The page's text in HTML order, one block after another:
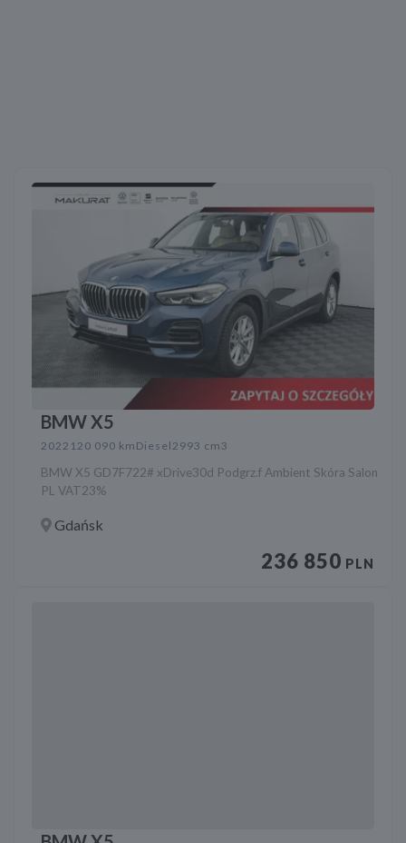
BMW X5
2022 120 090 km Diesel2993 cm3
BMW X5 GD7F722# xDrive30d Podgrz.f Ambient Skóra Salon
PL VAT23%
Gdańsk
236 850 PLN